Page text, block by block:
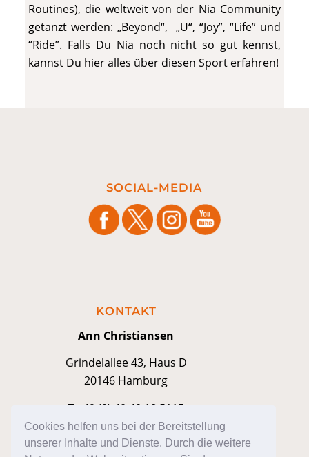
Cookies helfen uns bei der Bereitstellung
unserer Inhalte und Dienste. Durch die weitere
Routines), die weltweit von der Nia Community
getanzt werden: „Beyond“, „U“, “Joy”, “Life” und
“Ride”. Falls Du Nia noch nicht so gut kennst,
kannst Du hier alles über diesen Sport erfahren!
SOCIAL-MEDIA
KONTAKT
Ann Christiansen
Grindelallee 43, Haus D
20146 Hamburg
T +49 (0) 40 40 18 5115
Mkontakt@anniann.com